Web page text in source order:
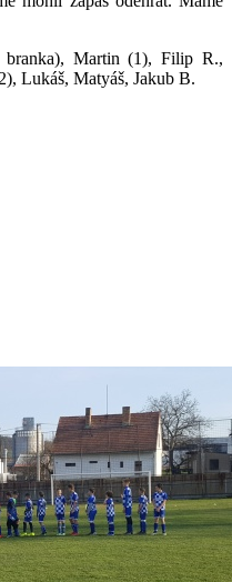
branka), Martin (1), Filip R.,
Lukáš, Matyáš, Jakub B.